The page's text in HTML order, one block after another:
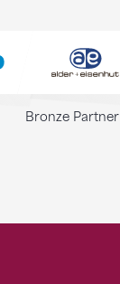
Bronze Partner